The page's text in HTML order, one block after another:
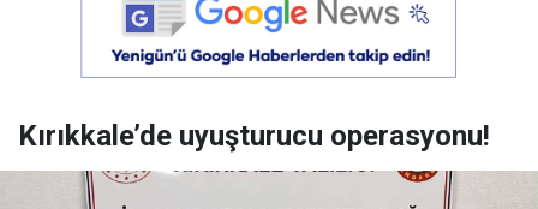
Kırıkkale’de uyuşturucu operasyonu!